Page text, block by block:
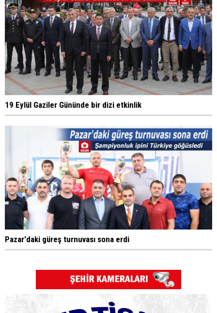
19 Eylül Gaziler Gününde bir dizi etkinlik
Pazar'daki güreş turnuvası sona erdi